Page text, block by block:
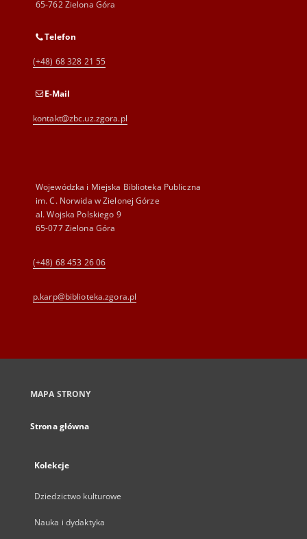
65-762 Zielona Góra
Telefon
(+48) 68 328 21 55
E-Mail
kontakt@zbc.uz.zgora.pl
Wojewódzka i Miejska Biblioteka Publiczna
im. C. Norwida w Zielonej Górze
al. Wojska Polskiego 9
65-077 Zielona Góra
(+48) 68 453 26 06
p.karp@biblioteka.zgora.pl
MAPA STRONY
Strona główna
Kolekcje
Dziedzictwo kulturowe
Nauka i dydaktyka